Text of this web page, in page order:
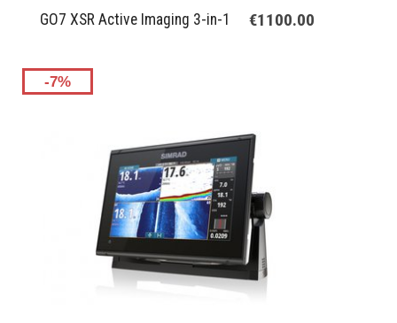
GO7 XSR Active Imaging 3-in-1 €1100.00
-7%